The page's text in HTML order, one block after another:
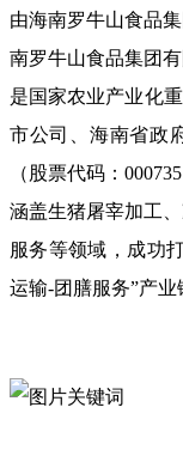
由海南罗牛山食品
南罗牛山食品集团
是国家农业产业化
市公司、海南省政
（股票代码：
涵盖生猪屠宰加工
服务等领域，成功
运输-团膳服务”产业